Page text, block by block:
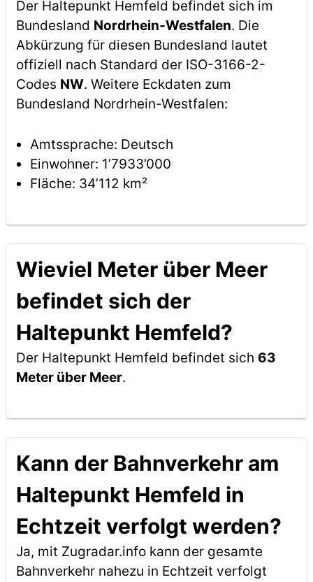
Der Haltepunkt Hemfeld befindet sich im
Bundesland Nordrhein-Westfalen. Die
Abkürzung für diesen Bundesland lautet
offiziell nach Standard der ISO-3166-2-
Codes NW. Weitere Eckdaten zum
Bundesland Nordrhein-Westfalen:
Amtssprache: Deutsch
Einwohner: 1’7933’000
Fläche: 34’112 km²
Wieviel Meter über Meer
befindet sich der
Haltepunkt Hemfeld?
Der Haltepunkt Hemfeld befindet sich 63
Meter über Meer.
Kann der Bahnverkehr am
Haltepunkt Hemfeld in
Echtzeit verfolgt werden?
Ja, mit Zugradar.info kann der gesamte
Bahnverkehr nahezu in Echtzeit verfolgt